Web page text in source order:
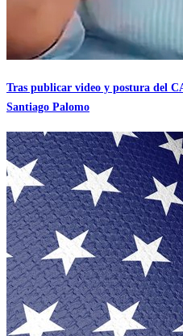
Tras publicar video y postura del
Santiago Palomo